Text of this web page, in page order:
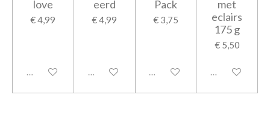
love
€ 4,99
Uitgeschakeld
eerd
€ 4,99
Uitgeschakeld
Pack
€ 3,75
Uitgeschakeld
met
eclairs
175 g
€ 5,50
Uitgeschakeld